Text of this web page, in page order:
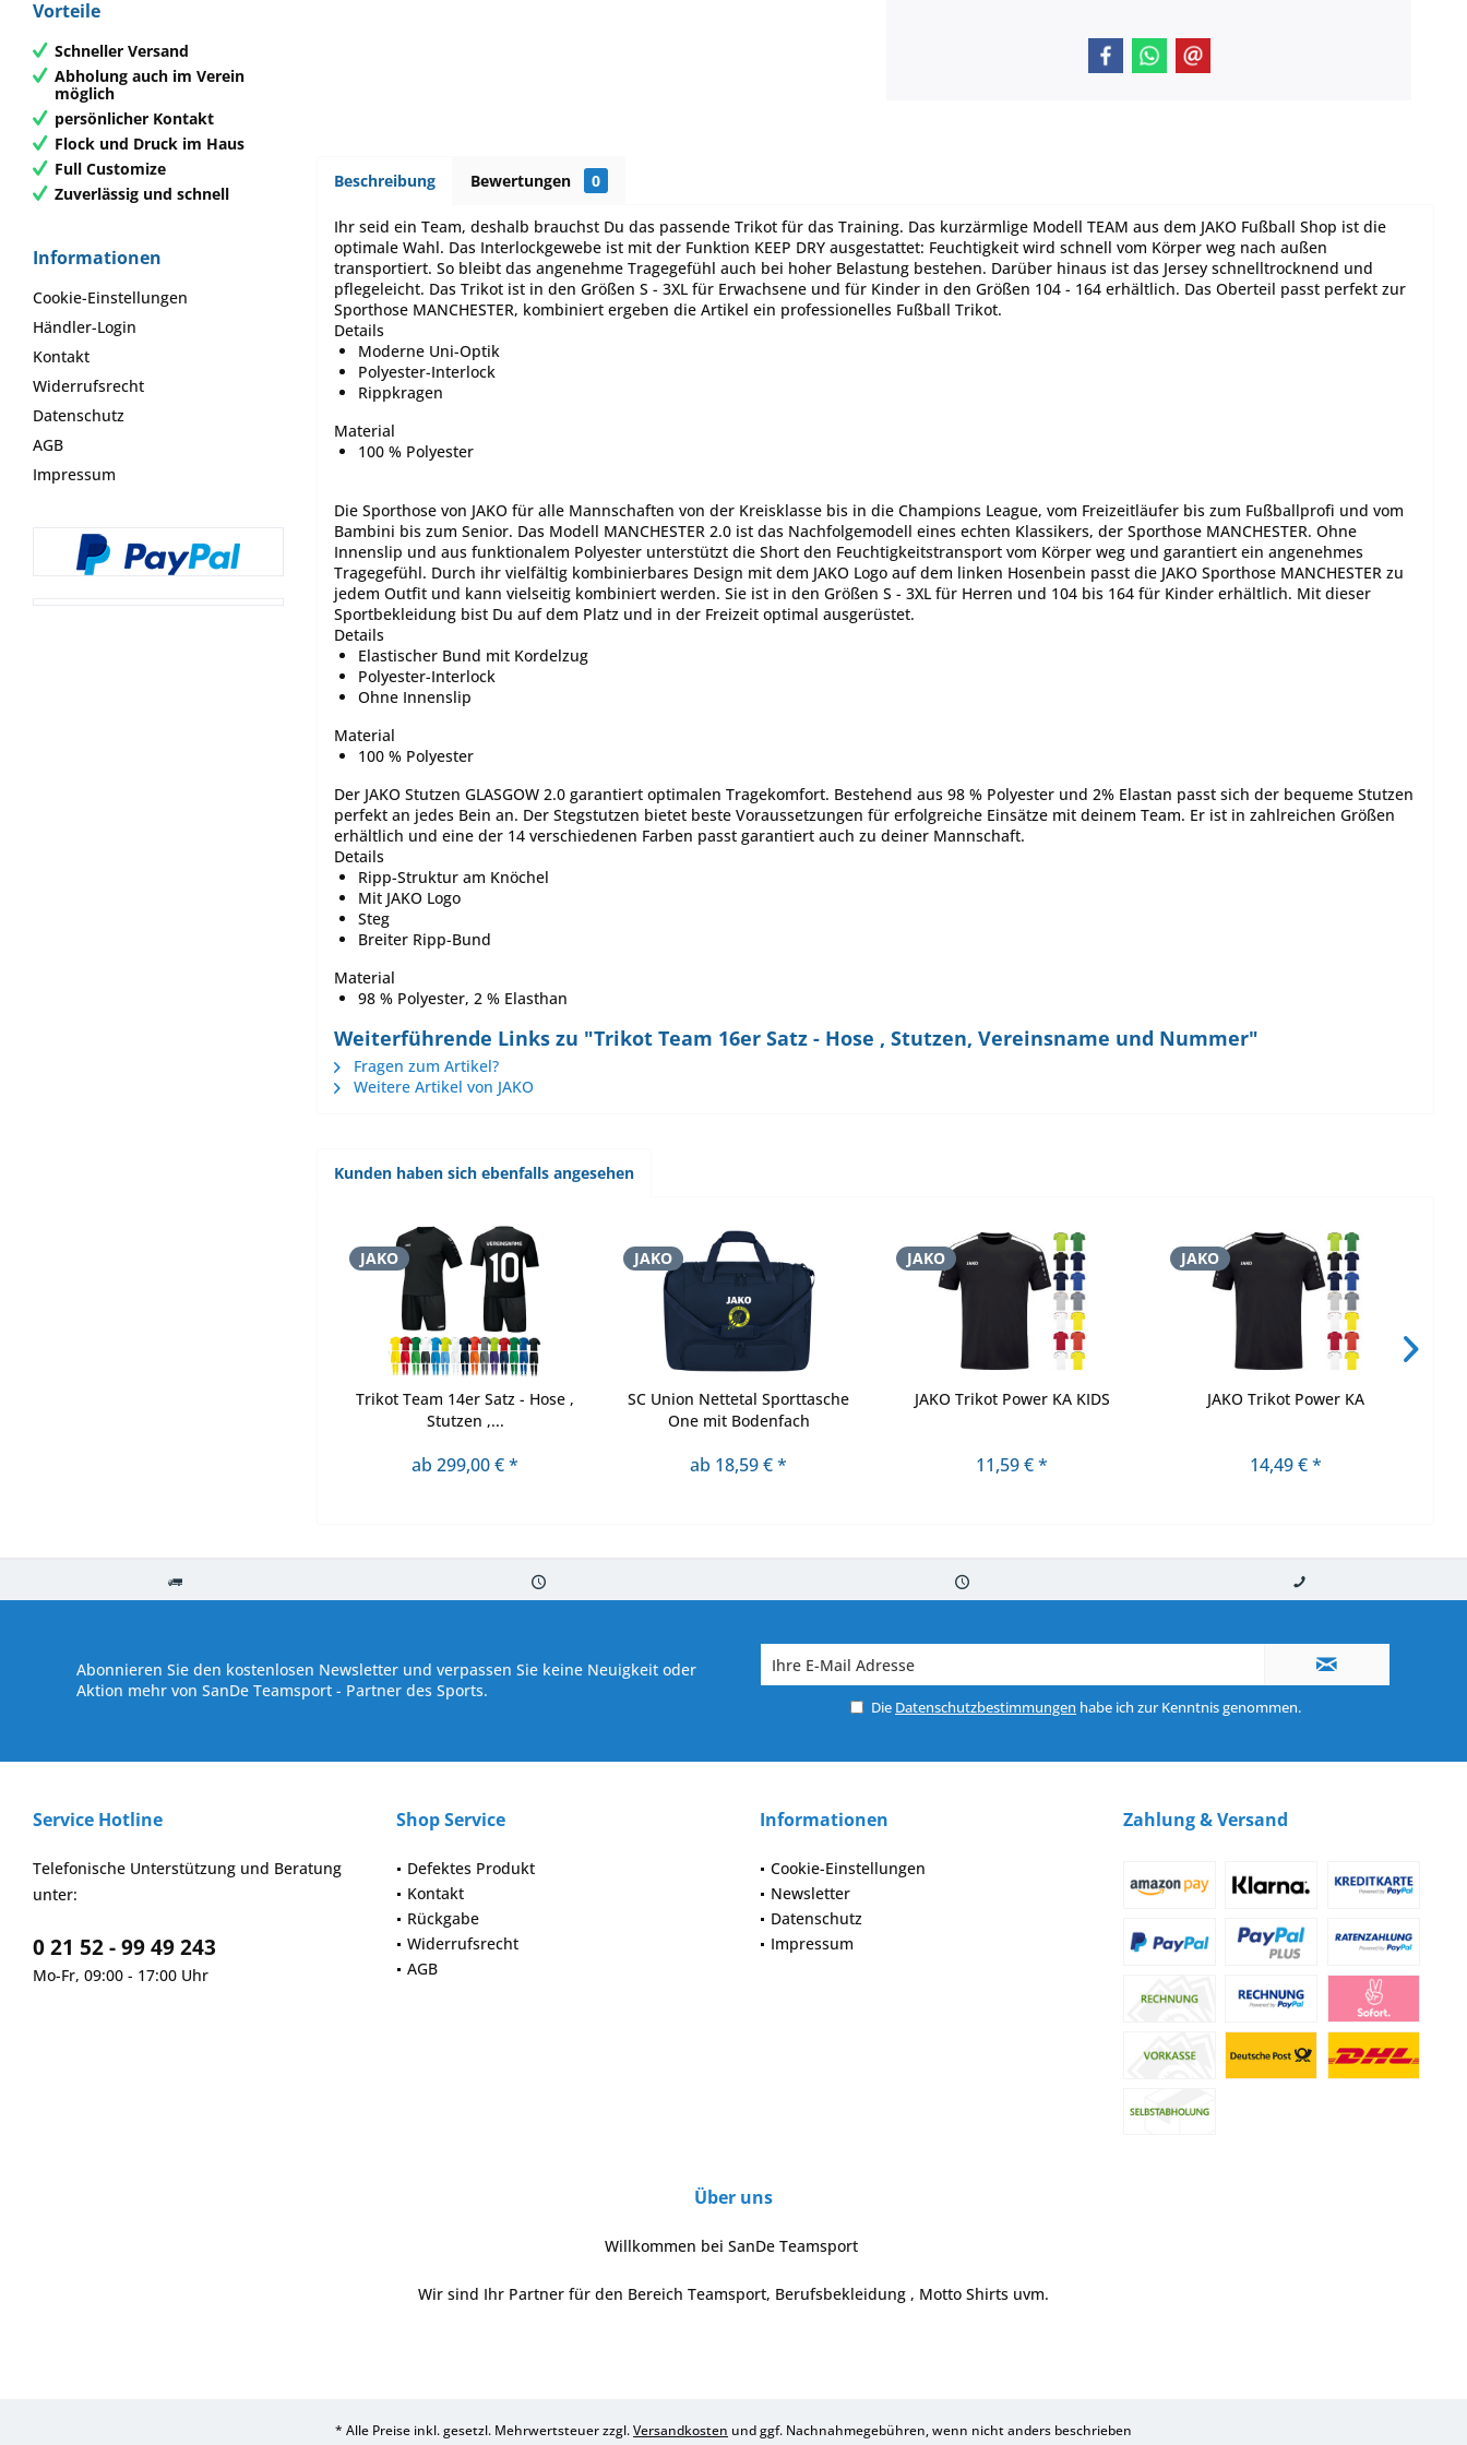
Vorteile
Schneller Versand
Abholung auch im Verein
möglich
persönlicher Kontakt
Flock und Druck im Haus
Full Customize
Zuverlässig und schnell
Informationen
Cookie-Einstellungen
Händler-Login
Kontakt
Widerrufsrecht
Datenschutz
AGB
Impressum
Beschreibung Bewertungen 0
Ihr seid ein Team, deshalb brauchst Du das passende Trikot für das Training. Das kurzärmlige Modell TEAM aus dem JAKO Fußball Shop ist die
optimale Wahl. Das Interlockgewebe ist mit der Funktion KEEP DRY ausgestattet: Feuchtigkeit wird schnell vom Körper weg nach außen
transportiert. So bleibt das angenehme Tragegefühl auch bei hoher Belastung bestehen. Darüber hinaus ist das Jersey schnelltrocknend und
pflegeleicht. Das Trikot ist in den Größen S - 3XL für Erwachsene und für Kinder in den Größen 104 - 164 erhältlich. Das Oberteil passt perfekt zur
Sporthose MANCHESTER, kombiniert ergeben die Artikel ein professionelles Fußball Trikot.
Details
Moderne Uni-Optik
Polyester-Interlock
Rippkragen
Material
100 % Polyester
Die Sporthose von JAKO für alle Mannschaften von der Kreisklasse bis in die Champions League, vom Freizeitläufer bis zum Fußballprofi und vom
Bambini bis zum Senior. Das Modell MANCHESTER 2.0 ist das Nachfolgemodell eines echten Klassikers, der Sporthose MANCHESTER. Ohne
Innenslip und aus funktionalem Polyester unterstützt die Short den Feuchtigkeitstransport vom Körper weg und garantiert ein angenehmes
Tragegefühl. Durch ihr vielfältig kombinierbares Design mit dem JAKO Logo auf dem linken Hosenbein passt die JAKO Sporthose MANCHESTER zu
jedem Outfit und kann vielseitig kombiniert werden. Sie ist in den Größen S - 3XL für Herren und 104 bis 164 für Kinder erhältlich. Mit dieser
Sportbekleidung bist Du auf dem Platz und in der Freizeit optimal ausgerüstet.
Details
Elastischer Bund mit Kordelzug
Polyester-Interlock
Ohne Innenslip
Material
100 % Polyester
Der JAKO Stutzen GLASGOW 2.0 garantiert optimalen Tragekomfort. Bestehend aus 98 % Polyester und 2% Elastan passt sich der bequeme Stutzen
perfekt an jedes Bein an. Der Stegstutzen bietet beste Voraussetzungen für erfolgreiche Einsätze mit deinem Team. Er ist in zahlreichen Größen
erhältlich und eine der 14 verschiedenen Farben passt garantiert auch zu deiner Mannschaft.
Details
Ripp-Struktur am Knöchel
Mit JAKO Logo
Steg
Breiter Ripp-Bund
Material
98 % Polyester, 2 % Elasthan
Weiterführende Links zu "Trikot Team 16er Satz - Hose , Stutzen, Vereinsname und Nummer"
Fragen zum Artikel?
Weitere Artikel von JAKO
Kunden haben sich ebenfalls angesehen
JAKO
Trikot Team 14er Satz - Hose ,
Stutzen ,...
ab 299,00 € *
JAKO
SC Union Nettetal Sporttasche
One mit Bodenfach
ab 18,59 € *
JAKO
JAKO Trikot Power KA KIDS
11,59 € *
JAKO
JAKO Trikot Power KA
14,49 € *
Abonnieren Sie den kostenlosen Newsletter und verpassen Sie keine Neuigkeit oder
Aktion mehr von SanDe Teamsport - Partner des Sports.
Die Datenschutzbestimmungen habe ich zur Kenntnis genommen.
Service Hotline
Telefonische Unterstützung und Beratung
unter:
0 21 52 - 99 49 243
Mo-Fr, 09:00 - 17:00 Uhr
Shop Service
Defektes Produkt
Kontakt
Rückgabe
Widerrufsrecht
AGB
Informationen
Cookie-Einstellungen
Newsletter
Datenschutz
Impressum
Zahlung & Versand
Über uns
Willkommen bei SanDe Teamsport
Wir sind Ihr Partner für den Bereich Teamsport, Berufsbekleidung , Motto Shirts uvm.
* Alle Preise inkl. gesetzl. Mehrwertsteuer zzgl.Versandkosten und ggf. Nachnahmegebühren, wenn nicht anders beschrieben